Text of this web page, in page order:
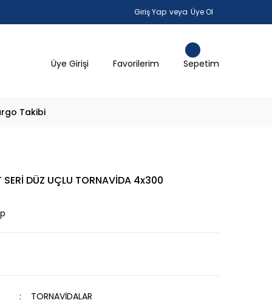
Giriş Yap veya Üye Ol
Üye Girişi Favorilerim Sepetim
Takibi
SERİ DÜZ UÇLU TORNAVİDA 4x300
TORNAVİDALAR